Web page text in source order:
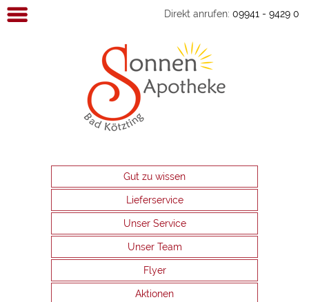
Direkt anrufen: 09941 - 9429 0
Sonnen
Kötzting
Gut zu wissen
Lieferservice
Unser Service
Unser Team
Flyer
Aktionen